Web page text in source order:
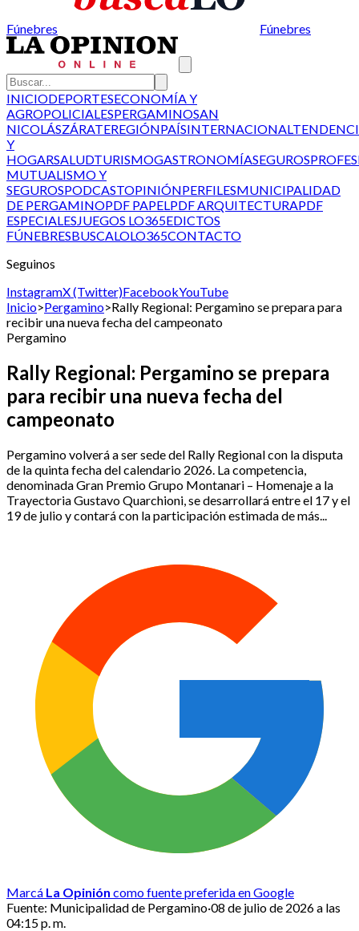
Fúnebres Fúnebres
INICIODEPORTESECONOMÍA Y
AGROPOLICIALESPERGAMINOSAN
NICOLÁSZÁRATEREGIÓNPAÍSINTERNACIONAL
Y
HOGARSALUDTURISMOGASTRONOMÍASEGUROS
MUTUALISMO Y
SEGUROSPODCASTOPINIÓNPERFILESMUNICIPALIDAD
DE PERGAMINOPDF PAPELPDF ARQUITECTURAPDF
ESPECIALESJUEGOS LO365EDICTOS
FÚNEBRESBUSCALOLO365CONTACTO
Seguinos
InstagramX (Twitter)FacebookYouTube
Inicio>Pergamino>Rally Regional: Pergamino se prepara para
recibir una nueva fecha del campeonato
Pergamino
Rally Regional: Pergamino se prepara
para recibir una nueva fecha del
campeonato
Pergamino volverá a ser sede del Rally Regional con la disputa
de la quinta fecha del calendario 2026. La competencia,
denominada Gran Premio Grupo Montanari – Homenaje a la
Trayectoria Gustavo Quarchioni, se desarrollará entre el 17 y el
19 de julio y contará con la participación estimada de más...
Marcá La Opinión como fuente preferida en Google
Fuente: Municipalidad de Pergamino·08 de julio de 2026 a las
04:15 p. m.